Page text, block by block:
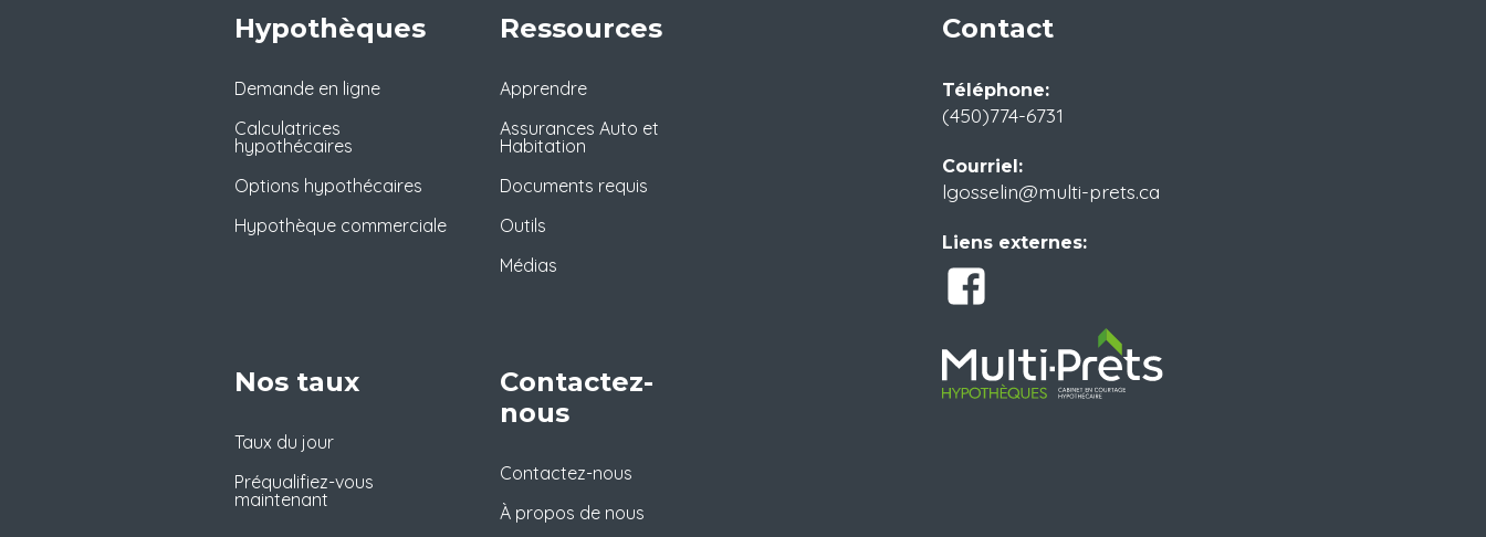
Hypothèques
Demande en ligne
Calculatrices
hypothécaires
Options hypothécaires
Hypothèque commerciale
Ressources
Apprendre
Assurances Auto et
Habitation
Documents requis
Outils
Médias
Nos taux
Taux du jour
Préqualifiez-vous
maintenant
Contactez-
nous
Contactez-nous
À propos de nous
Contact
Téléphone:
(450)774-6731
Courriel:
lgosselin@multi-prets.ca
Liens externes: